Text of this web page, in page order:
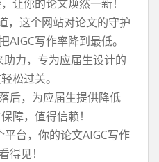
让你的论文焕然一新！
，这个网站对论文的守护
AIGC写作率降到最低。
助力，专为应届生设计的
松过关。
后，为应届生提供降低
障，值得信赖！
平台，你的论文AIGC写作
得见！